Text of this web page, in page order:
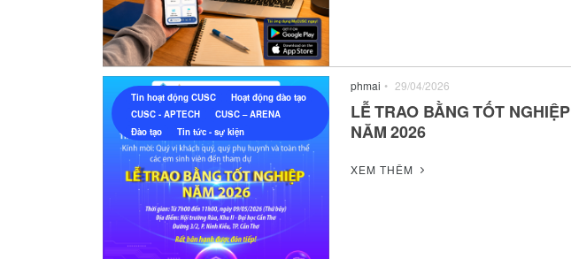
Tin hoạt động CUSC
Hoạt động đào tạo
CUSC - APTECH
CUSC – ARENA
Đào tạo
Tin tức - sự kiện
phmai • 29/04/2026
LỄ TRAO BẰNG TỐT NGHIỆP
NĂM 2026
XEM THÊM